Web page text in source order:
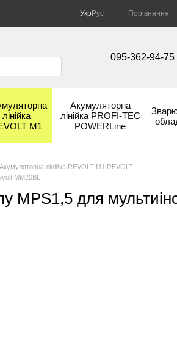
УкрРус Порівняння
095-362-94-75
лінійка
М1
Акумуляторна
лінійка PROFI-TEC
POWERLine
Акумуляторна лінійка REVOLT М1 REVOLT
ММ20BL
MPS1,5 для